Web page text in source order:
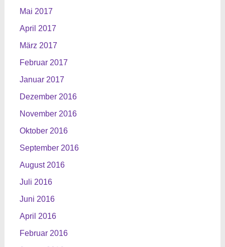
Mai 2017
April 2017
März 2017
Februar 2017
Januar 2017
Dezember 2016
November 2016
Oktober 2016
September 2016
August 2016
Juli 2016
Juni 2016
April 2016
Februar 2016